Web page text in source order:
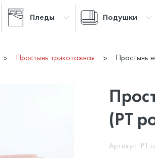
Пледы Подушки
Простынь трикотажная Простынь
(PT
Артикул: PT